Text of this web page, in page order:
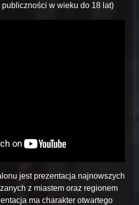
w wieku do 18 lat)
jest prezentacja najnowszych
z miastem oraz regionem
ma charakter otwartego